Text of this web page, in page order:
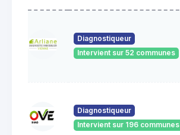
Diagnostiqueur
Intervient sur 52 communes
Diagnostiqueur
Intervient sur 196 communes